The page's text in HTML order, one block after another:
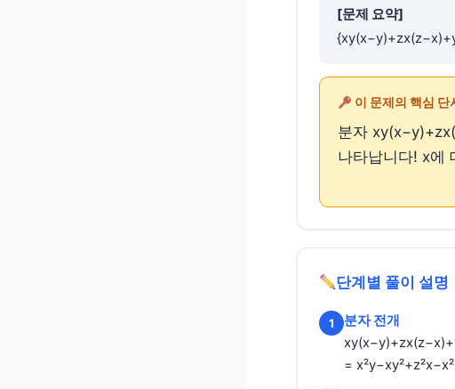
[문제 요약]
이 문제의 핵심 단
분자
나타납니다! x에
단계별 풀이 설명
1
분자 전개
=